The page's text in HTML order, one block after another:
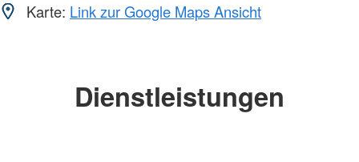
Karte: Link zur Google Maps Ansicht
Dienstleistungen